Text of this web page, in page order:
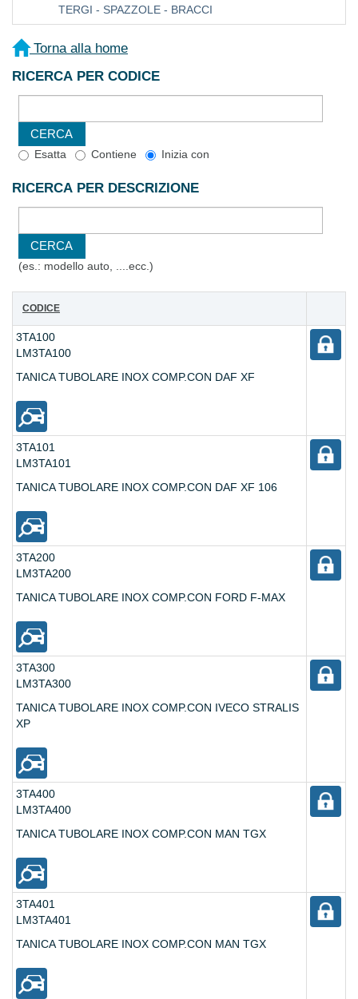
TERGI - SPAZZOLE - BRACCI
Torna alla home
RICERCA PER CODICE
Esatta Contiene Inizia con
RICERCA PER DESCRIZIONE
(es.: modello auto, ....ecc.)
CODICE
3TA100
LM3TA100
TANICA TUBOLARE INOX COMP.CON DAF XF
3TA101
LM3TA101
TANICA TUBOLARE INOX COMP.CON DAF XF 106
3TA200
LM3TA200
TANICA TUBOLARE INOX COMP.CON FORD F-MAX
3TA300
LM3TA300
TANICA TUBOLARE INOX COMP.CON IVECO STRALIS
XP
3TA400
LM3TA400
TANICA TUBOLARE INOX COMP.CON MAN TGX
3TA401
LM3TA401
TANICA TUBOLARE INOX COMP.CON MAN TGX